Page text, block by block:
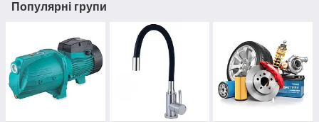
Популярні групи